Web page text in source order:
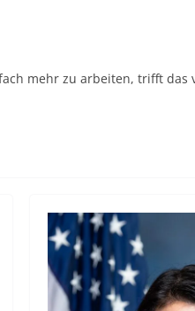
mehr zu arbeiten, trifft das